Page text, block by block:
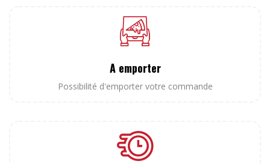
A emporter
Possibilité d'emporter votre commande